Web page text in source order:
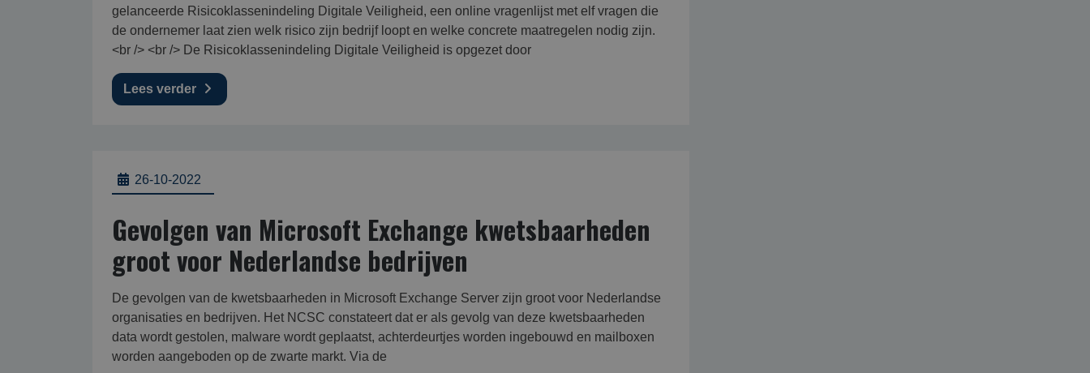
gelanceerde Risicoklassenindeling Digitale Veiligheid, een online vragenlijst met elf vragen die
de ondernemer laat zien welk risico zijn bedrijf loopt en welke concrete maatregelen nodig zijn.
<br /> <br /> De Risicoklassenindeling Digitale Veiligheid is opgezet door
Lees verder
26-10-2022
Gevolgen van Microsoft Exchange kwetsbaarheden
groot voor Nederlandse bedrijven
De gevolgen van de kwetsbaarheden in Microsoft Exchange Server zijn groot voor Nederlandse
organisaties en bedrijven. Het NCSC constateert dat er als gevolg van deze kwetsbaarheden
data wordt gestolen, malware wordt geplaatst, achterdeurtjes worden ingebouwd en mailboxen
worden aangeboden op de zwarte markt. Via de